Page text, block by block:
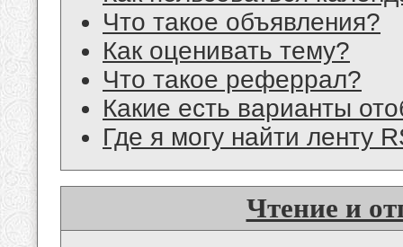
Что такое объявления?
Как оценивать тему?
Что такое реферрал?
Какие есть варианты
Где я могу найти ленту
Чтение и